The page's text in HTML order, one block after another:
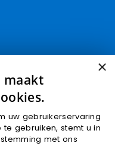
×
maakt
uw gebruikerservaring
gebruiken, stemt u in
met ons